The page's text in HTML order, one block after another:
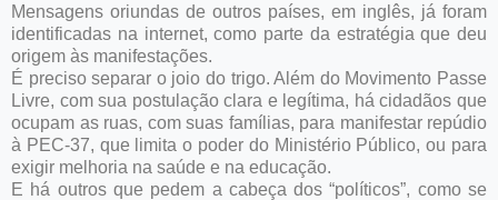
Mensagens oriundas de outros países, em inglês, já foram
identificadas na internet, como parte da estratégia que deu
origem às manifestações.
É preciso separar o joio do trigo. Além do Movimento Passe
Livre, com sua postulação clara e legítima, há cidadãos que
ocupam as ruas, com suas famílias, para manifestar repúdio
à PEC-37, que limita o poder do Ministério Público, ou para
exigir melhoria na saúde e na educação.
E há outros que pedem a cabeça dos “políticos”, como se